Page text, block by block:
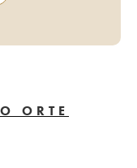
ORTE